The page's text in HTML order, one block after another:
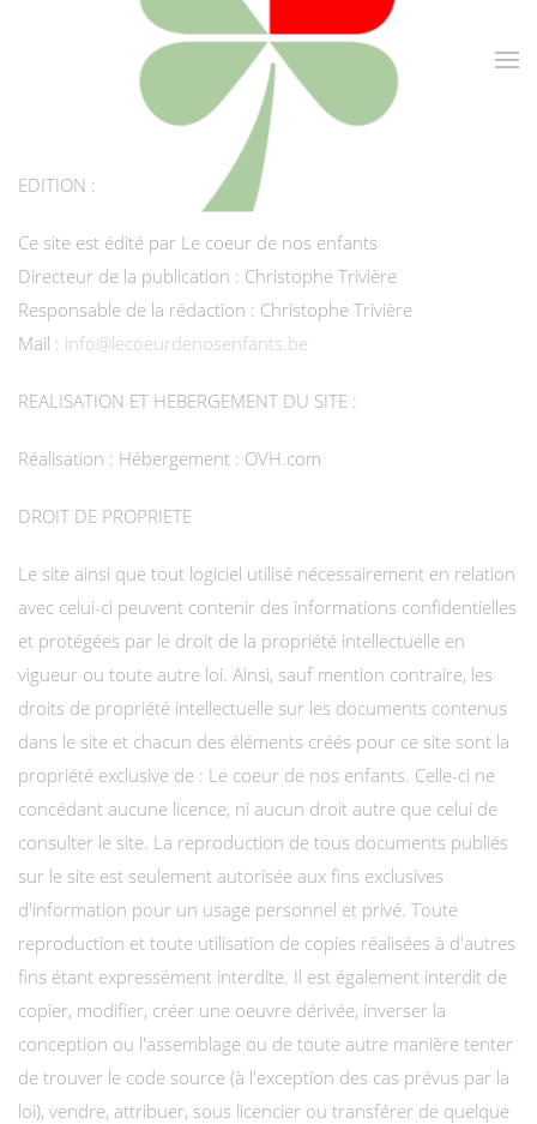
EDITION :
Ce site est édité par Le coeur de nos enfants
Directeur de la publication : Christophe Trivière
Responsable de la rédaction : Christophe Trivière
Mail : info@lecoeurdenosenfants.be
REALISATION ET HEBERGEMENT DU SITE :
Réalisation : Hébergement : OVH.com
DROIT DE PROPRIETE
Le site ainsi que tout logiciel utilisé nécessairement en relation
avec celui-ci peuvent contenir des informations confidentielles
et protégées par le droit de la propriété intellectuelle en
vigueur ou toute autre loi. Ainsi, sauf mention contraire, les
droits de propriété intellectuelle sur les documents contenus
dans le site et chacun des éléments créés pour ce site sont la
propriété exclusive de : Le coeur de nos enfants. Celle-ci ne
concédant aucune licence, ni aucun droit autre que celui de
consulter le site. La reproduction de tous documents publiés
sur le site est seulement autorisée aux fins exclusives
d'information pour un usage personnel et privé. Toute
reproduction et toute utilisation de copies réalisées à d'autres
fins étant expressément interdite. Il est également interdit de
copier, modifier, créer une oeuvre dérivée, inverser la
conception ou l'assemblage ou de toute autre manière tenter
de trouver le code source (à l'exception des cas prévus par la
loi), vendre, attribuer, sous licencier ou transférer de quelque